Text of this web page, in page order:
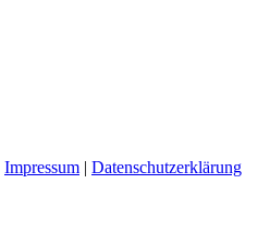
Impressum | Datenschutzerklärung